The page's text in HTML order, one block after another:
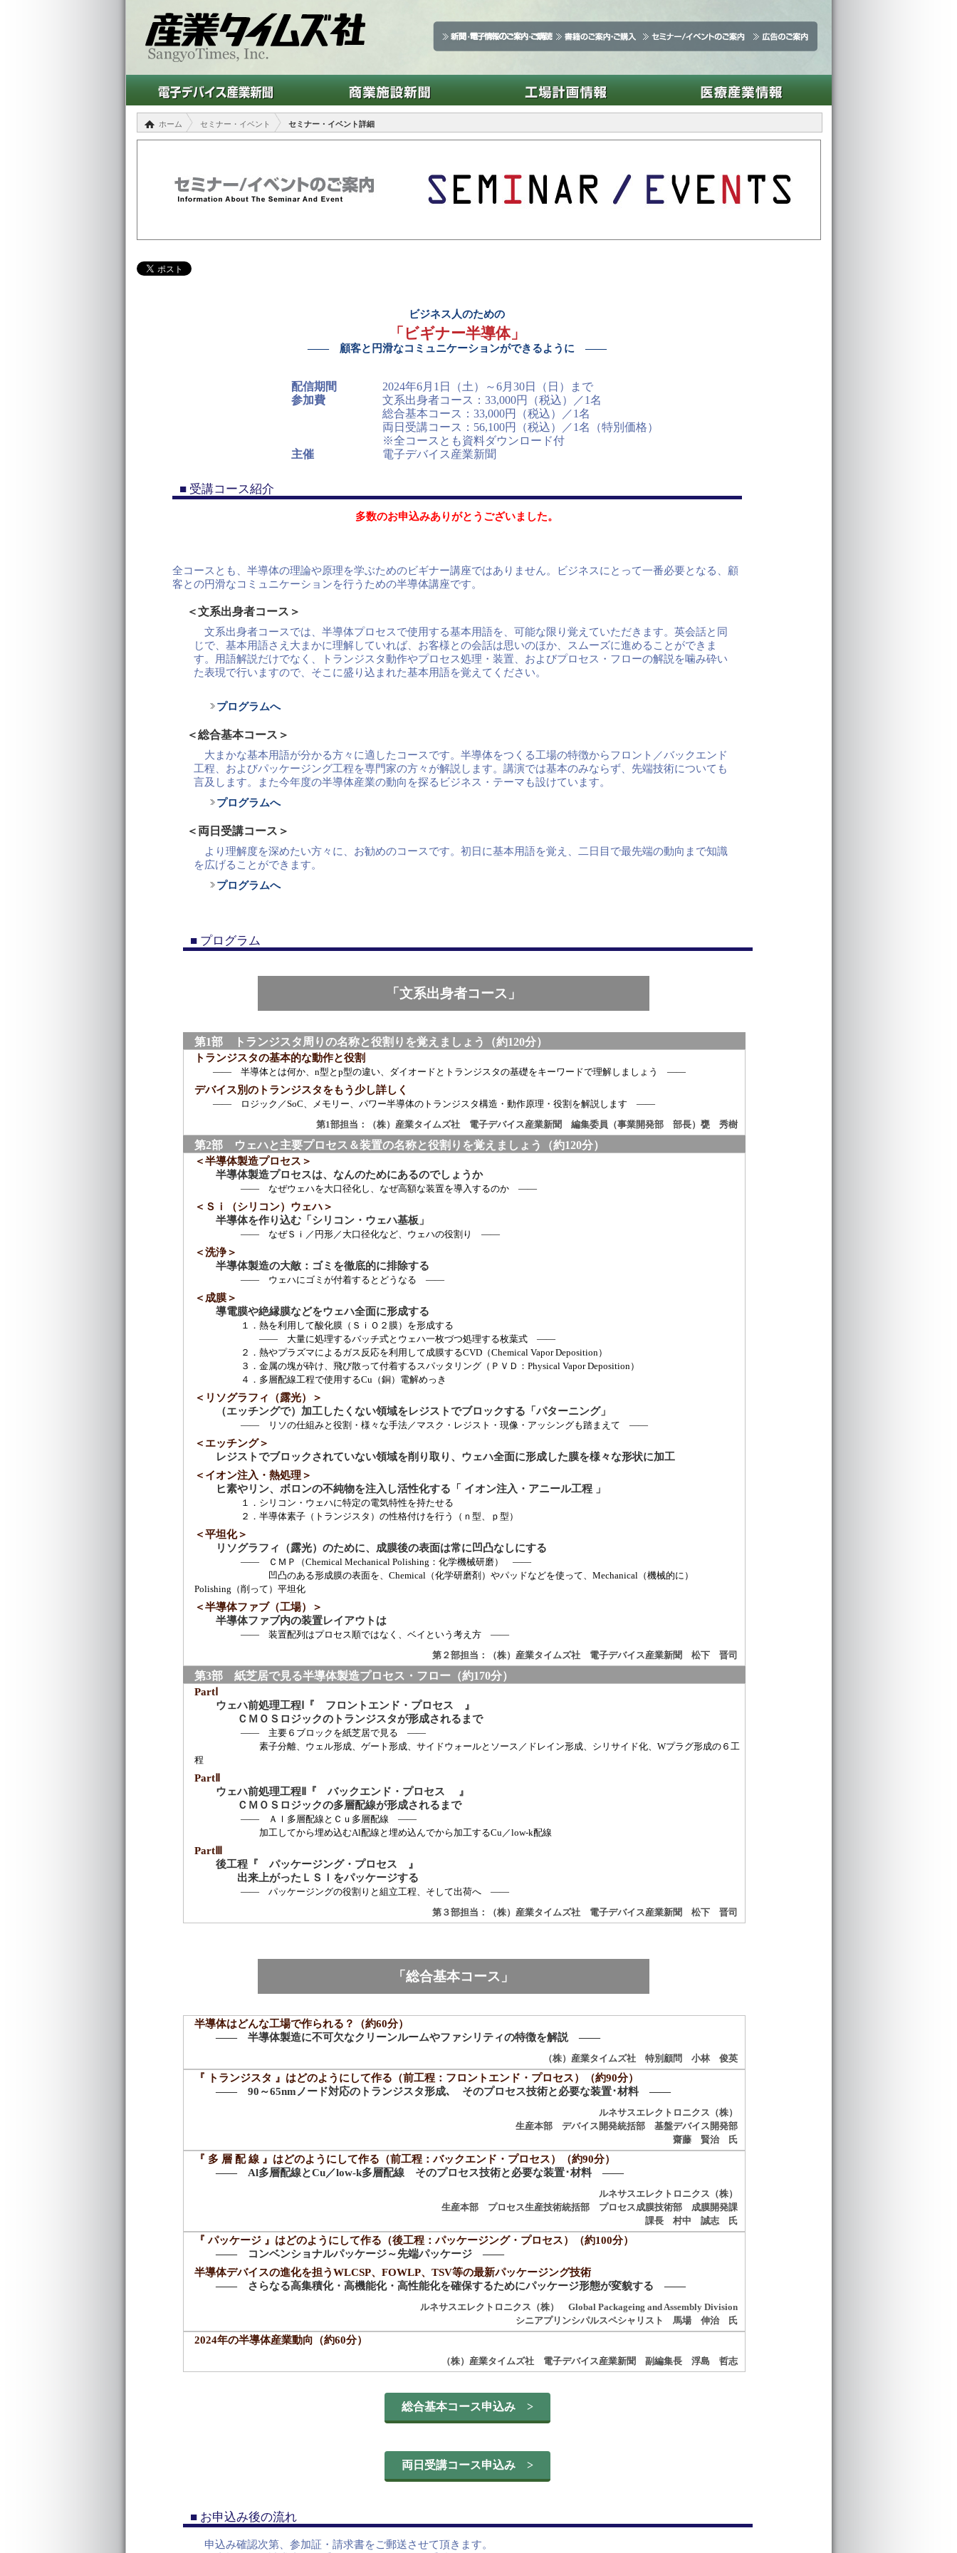
ホーム セミナー・イベント セミナー・イベント詳細
ビジネス人のための
「ビギナー半導体」
―― 顧客と円滑なコミュニケーションができるように ――
配信期間
2024年6月1日（土）～6月30日（日）まで
参加費
文系出身者コース：33,000円（税込）／1名
総合基本コース：33,000円（税込）／1名
両日受講コース：56,100円（税込）／1名（特別価格）
※全コースとも資料ダウンロード付
主催
電子デバイス産業新聞
■ 受講コース紹介
多数のお申込みありがとうございました。
全コースとも、半導体の理論や原理を学ぶためのビギナー講座ではありません。ビジネスにとって一番必要となる、顧
客との円滑なコミュニケーションを行うための半導体講座です。
＜文系出身者コース＞
文系出身者コースでは、半導体プロセスで使用する基本用語を、可能な限り覚えていただきます。英会話と同
じで、基本用語さえ大まかに理解していれば、お客様との会話は思いのほか、スムーズに進めることができま
す。用語解説だけでなく、トランジスタ動作やプロセス処理・装置、およびプロセス・フローの解説を噛み砕い
た表現で行いますので、そこに盛り込まれた基本用語を覚えてください。
プログラムへ
＜総合基本コース＞
大まかな基本用語が分かる方々に適したコースです。半導体をつくる工場の特徴からフロント／バックエンド
工程、およびパッケージング工程を専門家の方々が解説します。講演では基本のみならず、先端技術についても
言及します。また今年度の半導体産業の動向を探るビジネス・テーマも設けています。
プログラムへ
＜両日受講コース＞
より理解度を深めたい方々に、お勧めのコースです。初日に基本用語を覚え、二日目で最先端の動向まで知識
を広げることができます。
プログラムへ
■ プログラム
「文系出身者コース」
第1部 トランジスタ周りの名称と役割りを覚えましょう（約120分）
トランジスタの基本的な動作と役割
―― 半導体とは何か、n型とp型の違い、ダイオードとトランジスタの基礎をキーワードで理解しましょう ――
デバイス別のトランジスタをもう少し詳しく
―― ロジック／SoC、メモリー、パワー半導体のトランジスタ構造・動作原理・役割を解説します ――
第1部担当：（株）産業タイムズ社 電子デバイス産業新聞 編集委員（事業開発部 部長）甕 秀樹
第2部 ウェハと主要プロセス＆装置の名称と役割りを覚えましょう（約120分）
＜半導体製造プロセス＞
半導体製造プロセスは、なんのためにあるのでしょうか
―― なぜウェハを大口径化し、なぜ高額な装置を導入するのか ――
＜Ｓｉ（シリコン）ウェハ＞
半導体を作り込む「シリコン・ウェハ基板」
―― なぜＳｉ／円形／大口径化など、ウェハの役割り ――
＜洗浄＞
半導体製造の大敵：ゴミを徹底的に排除する
―― ウェハにゴミが付着するとどうなる ――
＜成膜＞
導電膜や絶縁膜などをウェハ全面に形成する
１．熱を利用して酸化膜（ＳｉＯ２膜）を形成する
―― 大量に処理するバッチ式とウェハ一枚づつ処理する枚葉式 ――
２．熱やプラズマによるガス反応を利用して成膜するCVD（Chemical Vapor Deposition）
３．金属の塊が砕け、飛び散って付着するスパッタリング（ＰＶＤ：Physical Vapor Deposition）
４．多層配線工程で使用するCu（銅）電解めっき
＜リソグラフィ（露光）＞
（エッチングで）加工したくない領域をレジストでブロックする「パターニング」
―― リソの仕組みと役割・様々な手法／マスク・レジスト・現像・アッシングも踏まえて ――
＜エッチング＞
レジストでブロックされていない領域を削り取り、ウェハ全面に形成した膜を様々な形状に加工
＜イオン注入・熱処理＞
ヒ素やリン、ボロンの不純物を注入し活性化する「 イオン注入・アニール工程 」
１．シリコン・ウェハに特定の電気特性を持たせる
２．半導体素子（トランジスタ）の性格付けを行う（ｎ型、ｐ型）
＜平坦化＞
リソグラフィ（露光）のために、成膜後の表面は常に凹凸なしにする
―― ＣＭＰ（Chemical Mechanical Polishing：化学機械研磨） ――
凹凸のある形成膜の表面を、Chemical（化学研磨剤）やパッドなどを使って、Mechanical（機械的に）
Polishing（削って）平坦化
＜半導体ファブ（工場）＞
半導体ファブ内の装置レイアウトは
―― 装置配列はプロセス順ではなく、ベイという考え方 ――
第２部担当：（株）産業タイムズ社 電子デバイス産業新聞 松下 晋司
第3部 紙芝居で見る半導体製造プロセス・フロー（約170分）
PartⅠ
ウェハ前処理工程Ⅰ『 フロントエンド・プロセス 』
ＣＭＯＳロジックのトランジスタが形成されるまで
―― 主要６ブロックを紙芝居で見る ――
素子分離、ウェル形成、ゲート形成、サイドウォールとソース／ドレイン形成、シリサイド化、Wプラグ形成の６工
程
PartⅡ
ウェハ前処理工程Ⅱ『 バックエンド・プロセス 』
ＣＭＯＳロジックの多層配線が形成されるまで
―― Ａｌ多層配線とＣｕ多層配線 ――
加工してから埋め込むAl配線と埋め込んでから加工するCu／low-k配線
PartⅢ
後工程『 パッケージング・プロセス 』
出来上がったＬＳＩをパッケージする
―― パッケージングの役割りと組立工程、そして出荷へ ――
第３部担当：（株）産業タイムズ社 電子デバイス産業新聞 松下 晋司
「総合基本コース」
半導体はどんな工場で作られる？（約60分）
―― 半導体製造に不可欠なクリーンルームやファシリティの特徴を解説 ――
（株）産業タイムズ社 特別顧問 小林 俊英
『 トランジスタ 』はどのようにして作る（前工程：フロントエンド・プロセス）（約90分）
―― 90～65nmノード対応のトランジスタ形成､ そのプロセス技術と必要な装置･材料 ――
ルネサスエレクトロニクス（株）
生産本部 デバイス開発統括部 基盤デバイス開発部
齋藤 賢治 氏
『 多 層 配 線 』はどのようにして作る（前工程：バックエンド・プロセス）（約90分）
―― Al多層配線とCu／low-k多層配線 そのプロセス技術と必要な装置･材料 ――
ルネサスエレクトロニクス（株）
生産本部 プロセス生産技術統括部 プロセス成膜技術部 成膜開発課
課長 村中 誠志 氏
『 パッケージ 』はどのようにして作る（後工程：パッケージング・プロセス）（約100分）
―― コンベンショナルパッケージ～先端パッケージ ――
半導体デバイスの進化を担うWLCSP、FOWLP、TSV等の最新パッケージング技術
―― さらなる高集積化・高機能化・高性能化を確保するためにパッケージ形態が変貌する ――
ルネサスエレクトロニクス（株） Global Packageing and Assembly Division
シニアプリンシパルスペシャリスト 馬場 伸治 氏
2024年の半導体産業動向（約60分）
（株）産業タイムズ社 電子デバイス産業新聞 副編集長 浮島 哲志
総合基本コース申込み >
両日受講コース申込み >
■ お申込み後の流れ
申込み確認次第、参加証・請求書をご郵送させて頂きます。